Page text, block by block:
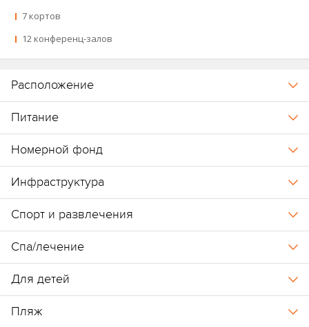
7 кортов
12 конференц-залов
Расположение
Питание
Номерной фонд
Инфраструктура
Спорт и развлечения
Спа/лечение
Для детей
Пляж